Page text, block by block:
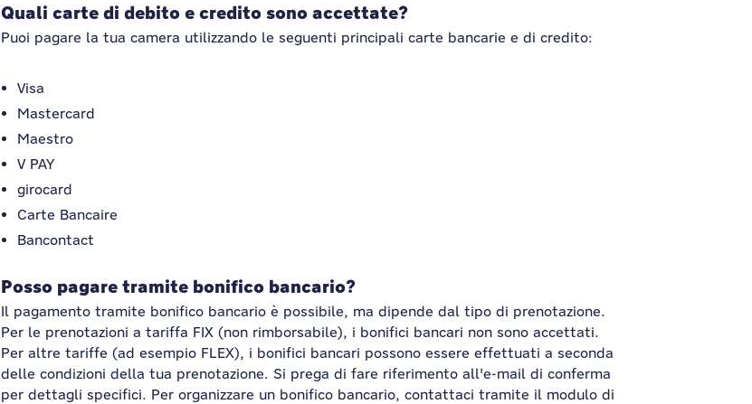
Quali carte di debito e credito sono accettate?
Puoi pagare la tua camera utilizzando le seguenti principali carte bancarie e di credito:
Visa
Mastercard
Maestro
V PAY
girocard
Carte Bancaire
Bancontact
Posso pagare tramite bonifico bancario?
Il pagamento tramite bonifico bancario è possibile, ma dipende dal tipo di prenotazione.
Per le prenotazioni a tariffa FIX (non rimborsabile), i bonifici bancari non sono accettati.
Per altre tariffe (ad esempio FLEX), i bonifici bancari possono essere effettuati a seconda
delle condizioni della tua prenotazione. Si prega di fare riferimento all'e-mail di conferma
per dettagli specifici. Per organizzare un bonifico bancario, contattaci tramite il modulo di